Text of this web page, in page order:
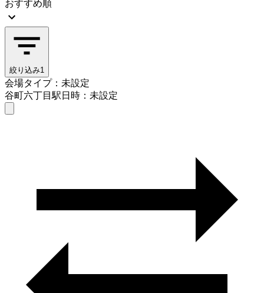
おすすめ順
絞り込み1
会場タイプ：未設定
谷町六丁目駅日時：未設定